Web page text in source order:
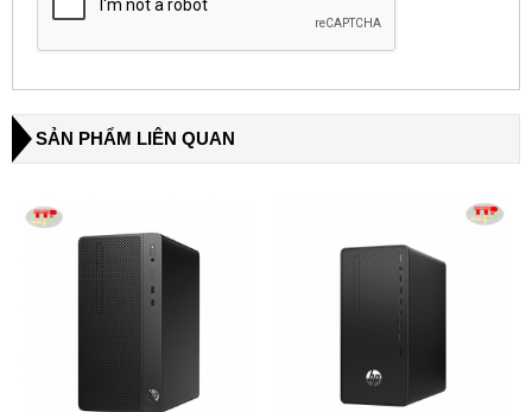
SẢN PHẨM LIÊN QUAN